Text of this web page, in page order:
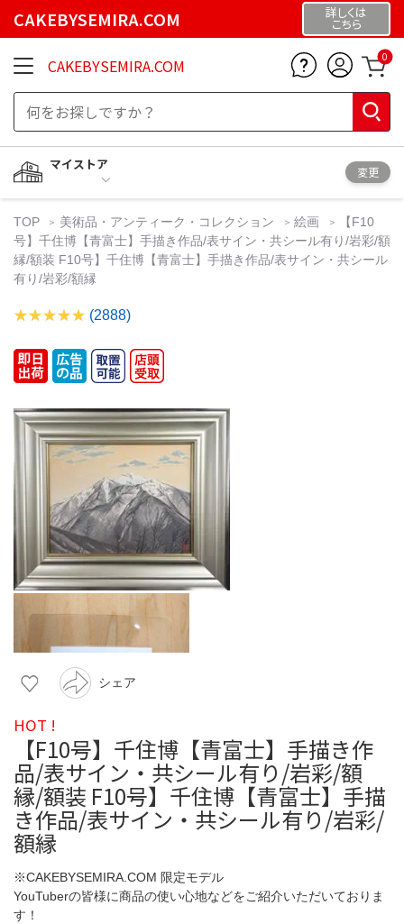
CAKEBYSEMIRA.COM 詳しくは
こちら
CAKEBYSEMIRA.COM 0
マイストア
変更
TOP 美術品・アンティーク・コレクション 絵画
【F10
号】千住博【青富士】手描き作品/表サイン・共シール有り/岩彩/額
縁/額装 F10号】千住博【青富士】手描き作品/表サイン・共シール
有り/岩彩/額縁
(2888)
シェア
HOT !
【F10号】千住博【青富士】手描き作
品/表サイン・共シール有り/岩彩/額
縁/額装 F10号】千住博【青富士】手描
き作品/表サイン・共シール有り/岩彩/
額縁
※CAKEBYSEMIRA.COM 限定モデル
YouTuberの皆様に商品の使い心地などをご紹介いただいておりま
す！